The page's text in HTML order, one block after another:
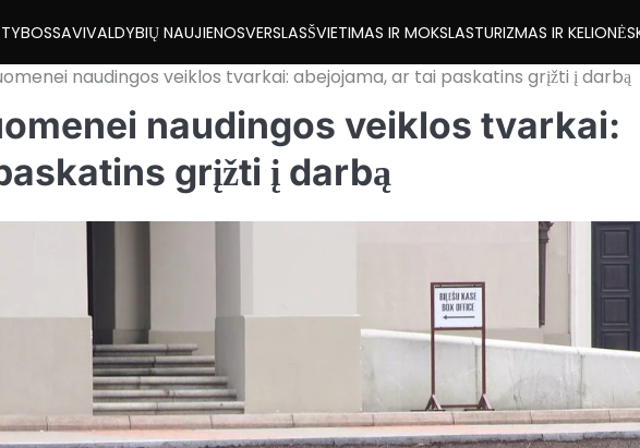
SAVIVALDYBIŲ NAUJIENOSVERSLASŠVIETIMAS IR MOKSLASTURIZMAS IR KELIONĖS
naudingos veiklos tvarkai: abejojama, ar tai paskatins grįžti į darbą
naudingos veiklos tvarkai:
grįžti į darbą